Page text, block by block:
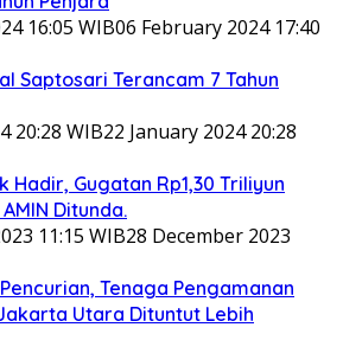
16:05 WIB06 February 2024 17:40
Saptosari Terancam 7 Tahun
20:28 WIB22 January 2024 20:28
Hadir, Gugatan Rp1,30 Triliyun
Ditunda.
11:15 WIB28 December 2023
Tenaga Pengamanan
Utara Dituntut Lebih